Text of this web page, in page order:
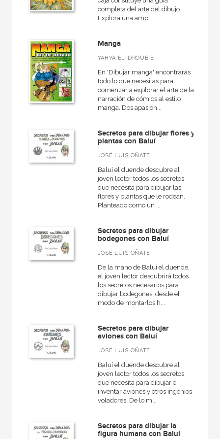
completa del arte del dibujo.
Explora una amp...
Manga
YAHYA EL-DROUBIE
En 'Dibujar manga' encontrarás
todo lo que necesitas para
comenzar a explorar el arte de la
narración de cómics al estilo
manga. Dos apasion...
Secretos para dibujar flores y
plantas con Baluí
JOSÉ LUIS OÑATE
Baluí el duende descubre al
joven lector todos los secretos
que necesita para dibujar las
flores y plantas que le rodean.
Planteado como un ...
Secretos para dibujar
bodegones con Baluí
JOSÉ LUIS OÑATE
De la mano de Baluí el duende,
el joven lector descubrirá todos
los secretos necesarios para
dibujar bodegones, desde el
modo de montarlos h...
Secretos para dibujar
aviones con Baluí
JOSÉ LUIS OÑATE
Baluí el duende descubre al
joven lector todos los secretos
que necesita para dibujar e
inventar aviones y otros ingenios
voladores. De lo m...
Secretos para dibujar la
figura humana con Baluí